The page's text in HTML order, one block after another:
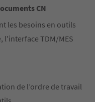
CN
les besoins en outils
l'interface TDM/MES
de l’ordre de travail